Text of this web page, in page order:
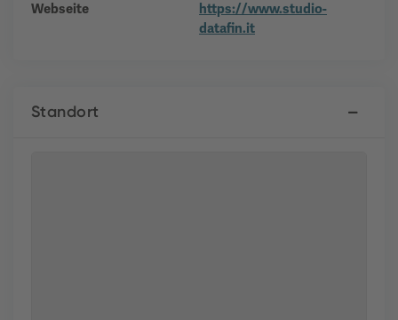
Webseite
https://www.studio-
datafin.it
Standort